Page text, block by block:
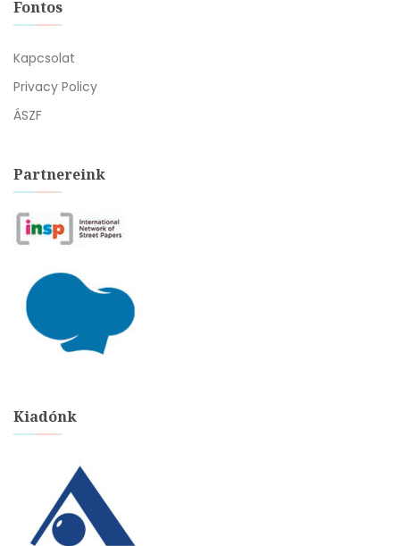
Fontos
Kapcsolat
Privacy Policy
ÁSZF
Partnereink
Kiadónk